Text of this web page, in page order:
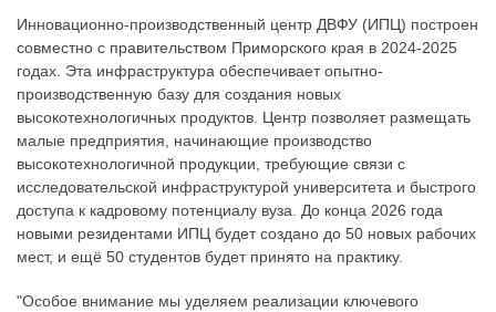
Инновационно-производственный центр ДВФУ (ИПЦ) построен
совместно с правительством Приморского края в 2024-2025
годах. Эта инфраструктура обеспечивает опытно-
производственную базу для создания новых
высокотехнологичных продуктов. Центр позволяет размещать
малые предприятия, начинающие производство
высокотехнологичной продукции, требующие связи с
исследовательской инфраструктурой университета и быстрого
доступа к кадровому потенциалу вуза. До конца 2026 года
новыми резидентами ИПЦ будет создано до 50 новых рабочих
мест, и ещё 50 студентов будет принято на практику.
"Особое внимание мы уделяем реализации ключевого